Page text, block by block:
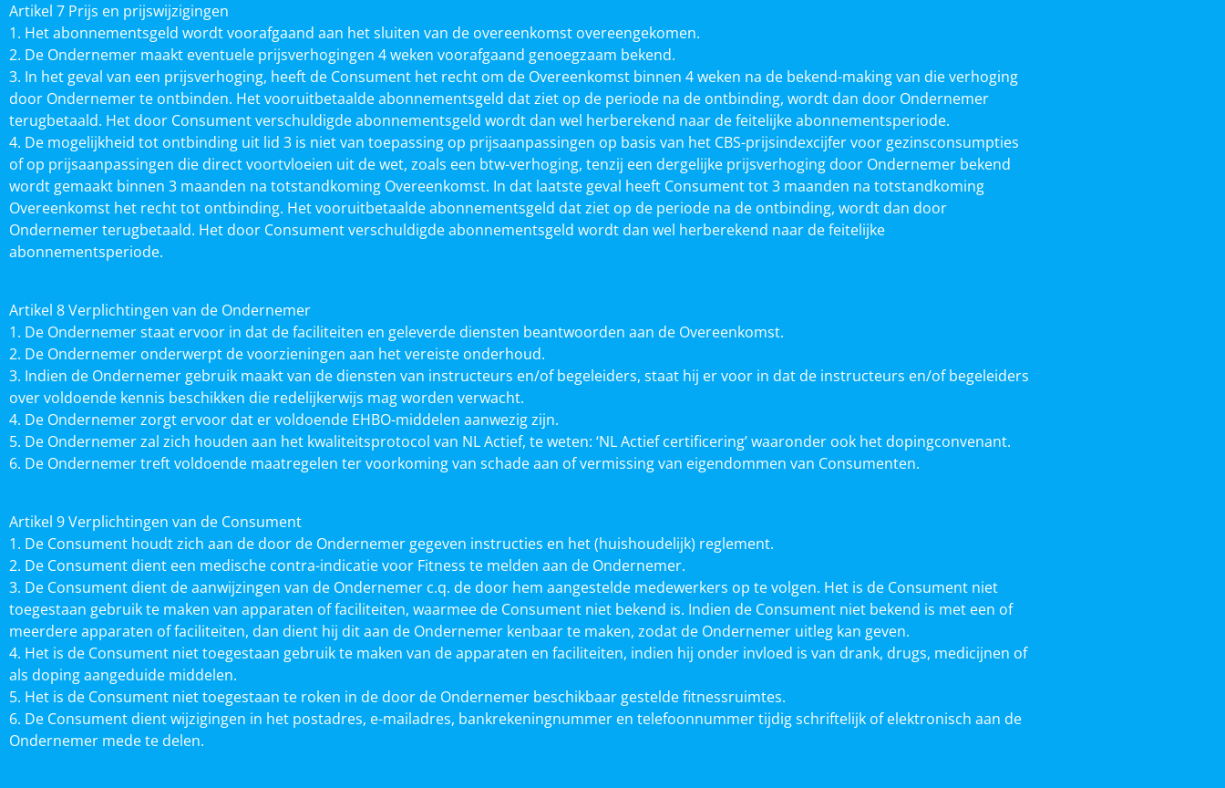
Artikel 7 Prijs en prijswijzigingen
1. Het abonnementsgeld wordt voorafgaand aan het sluiten van de overeenkomst overeengekomen.
2. De Ondernemer maakt eventuele prijsverhogingen 4 weken voorafgaand genoegzaam bekend.
3. In het geval van een prijsverhoging, heeft de Consument het recht om de Overeenkomst binnen 4 weken na de bekend-making van die verhoging
door Ondernemer te ontbinden. Het vooruitbetaalde abonnementsgeld dat ziet op de periode na de ontbinding, wordt dan door Ondernemer
terugbetaald. Het door Consument verschuldigde abonnementsgeld wordt dan wel herberekend naar de feitelijke abonnementsperiode.
4. De mogelijkheid tot ontbinding uit lid 3 is niet van toepassing op prijsaanpassingen op basis van het CBS-prijsindexcijfer voor gezinsconsumpties
of op prijsaanpassingen die direct voortvloeien uit de wet, zoals een btw-verhoging, tenzij een dergelijke prijsverhoging door Ondernemer bekend
wordt gemaakt binnen 3 maanden na totstandkoming Overeenkomst. In dat laatste geval heeft Consument tot 3 maanden na totstandkoming
Overeenkomst het recht tot ontbinding. Het vooruitbetaalde abonnementsgeld dat ziet op de periode na de ontbinding, wordt dan door
Ondernemer terugbetaald. Het door Consument verschuldigde abonnementsgeld wordt dan wel herberekend naar de feitelijke
abonnementsperiode.
Artikel 8 Verplichtingen van de Ondernemer
1. De Ondernemer staat ervoor in dat de faciliteiten en geleverde diensten beantwoorden aan de Overeenkomst.
2. De Ondernemer onderwerpt de voorzieningen aan het vereiste onderhoud.
3. Indien de Ondernemer gebruik maakt van de diensten van instructeurs en/of begeleiders, staat hij er voor in dat de instructeurs en/of begeleiders
over voldoende kennis beschikken die redelijkerwijs mag worden verwacht.
4. De Ondernemer zorgt ervoor dat er voldoende EHBO-middelen aanwezig zijn.
5. De Ondernemer zal zich houden aan het kwaliteitsprotocol van NL Actief, te weten: ‘NL Actief certificering’ waaronder ook het dopingconvenant.
6. De Ondernemer treft voldoende maatregelen ter voorkoming van schade aan of vermissing van eigendommen van Consumenten.
Artikel 9 Verplichtingen van de Consument
1. De Consument houdt zich aan de door de Ondernemer gegeven instructies en het (huishoudelijk) reglement.
2. De Consument dient een medische contra-indicatie voor Fitness te melden aan de Ondernemer.
3. De Consument dient de aanwijzingen van de Ondernemer c.q. de door hem aangestelde medewerkers op te volgen. Het is de Consument niet
toegestaan gebruik te maken van apparaten of faciliteiten, waarmee de Consument niet bekend is. Indien de Consument niet bekend is met een of
meerdere apparaten of faciliteiten, dan dient hij dit aan de Ondernemer kenbaar te maken, zodat de Ondernemer uitleg kan geven.
4. Het is de Consument niet toegestaan gebruik te maken van de apparaten en faciliteiten, indien hij onder invloed is van drank, drugs, medicijnen of
als doping aangeduide middelen.
5. Het is de Consument niet toegestaan te roken in de door de Ondernemer beschikbaar gestelde fitnessruimtes.
6. De Consument dient wijzigingen in het postadres, e-mailadres, bankrekeningnummer en telefoonnummer tijdig schriftelijk of elektronisch aan de
Ondernemer mede te delen.